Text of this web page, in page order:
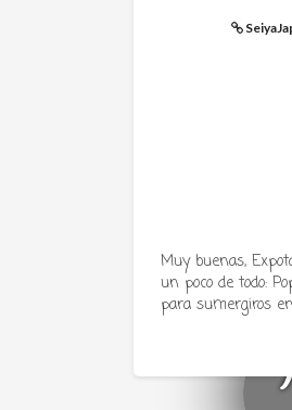
Muy buenas,
un poco de todo:
para sumergiros